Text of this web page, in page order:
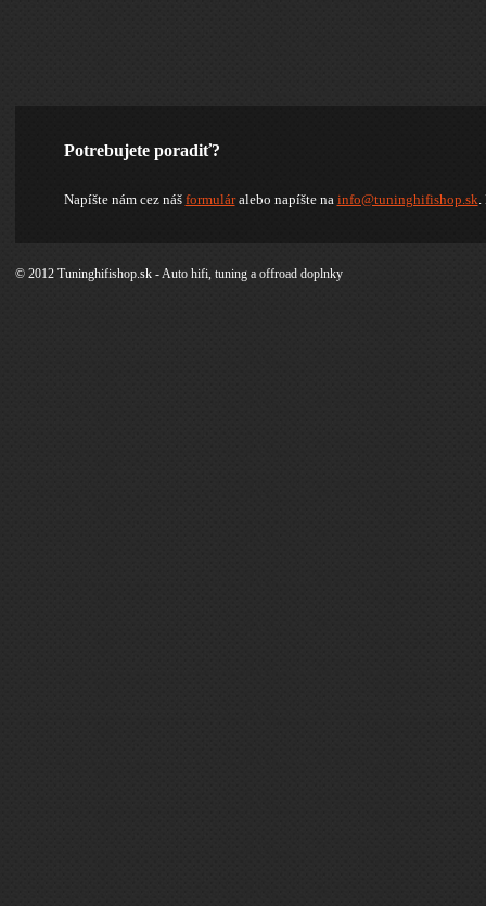
Potrebujete poradiť?
Napíšte nám cez náš formuláralebo napíšte na info@tuninghifishop.sk.
© 2012 Tuninghifishop.sk - Auto hifi, tuning a offroad doplnky